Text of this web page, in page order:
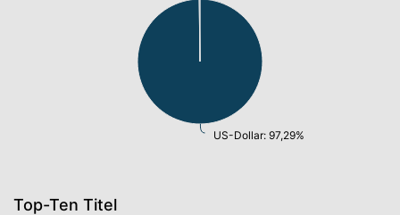
US-Dollar: 97,29%
Top-Ten Titel